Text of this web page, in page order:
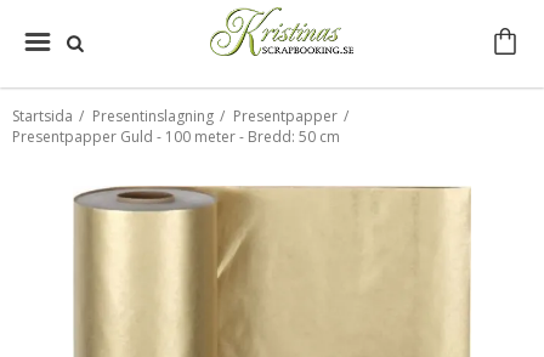
Startsida / Presentinslagning / Presentpapper /
Presentpapper Guld - 100 meter - Bredd: 50 cm